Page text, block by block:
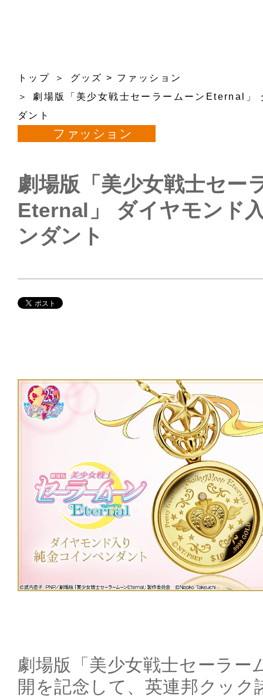
トップ グッズ > ファッション
劇場版「美少女戦士セーラームーンEternal」
ダント
ファッション
劇場版「美少女戦士セー
Eternal」 ダイヤモンド
ンダント
劇場版「美少女戦士セーラー
開を記念して、英連邦クック